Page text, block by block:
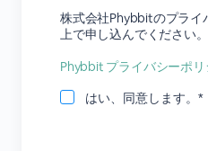
株式会社Phybbitのプライ
上で申し込んでください。
Phybbit プライバシーポリ
はい、同意します。*